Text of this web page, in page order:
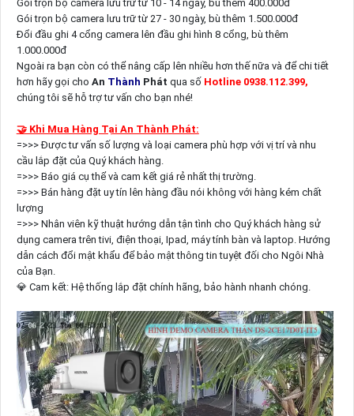
Gói trọn bộ camera lưu trữ từ 10 - 14 ngày, bù thêm 400.000đ
Gói trọn bộ camera lưu trữ từ 27 - 30 ngày, bù thêm 1.500.000đ
Đổi đầu ghi 4 cổng camera lên đầu ghi hình 8 cổng, bù thêm
1.000.000đ
Ngoài ra bạn còn có thể nâng cấp lên nhiều hơn thế nữa và để chi tiết
hơn hãy gọi cho An Thành Phát qua số Hotline 0938.112.399,
chúng tôi sẽ hỗ trợ tư vấn cho bạn nhé!
🤝 Khi Mua Hàng Tại An Thành Phát:
=>>> Được tư vấn số lượng và loại camera phù hợp với vị trí và nhu
cầu lắp đặt của Quý khách hàng.
=>>> Báo giá cụ thể và cam kết giá rẻ nhất thị trường.
=>>> Bán hàng đặt uy tín lên hàng đầu nói không với hàng kém chất
lượng
=>>> Nhân viên kỹ thuật hướng dẫn tận tình cho Quý khách hàng sử
dụng camera trên tivi, điện thoại, Ipad, máy tính bàn và laptop. Hướng
dẫn cách đổi mật khẩu để bảo mật thông tin tuyệt đối cho Ngôi Nhà
của Bạn.
💎 Cam kết: Hệ thống lắp đặt chính hãng, bảo hành nhanh chóng.